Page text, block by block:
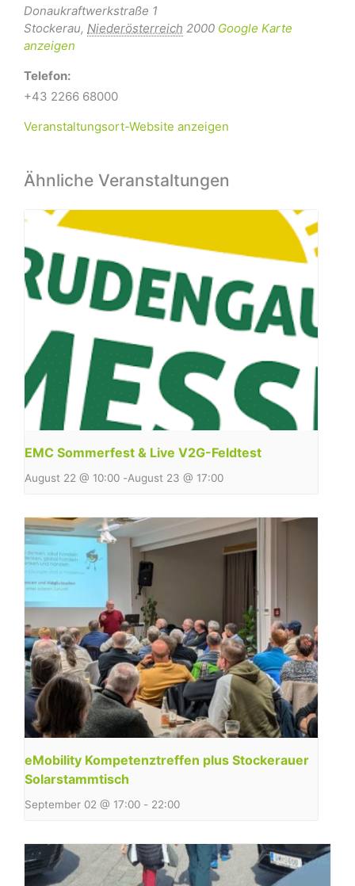
Donaukraftwerkstraße 1
Stockerau, Niederösterreich 2000 Google Karte
anzeigen
Telefon:
+43 2266 68000
Veranstaltungsort-Website anzeigen
Ähnliche Veranstaltungen
EMC Sommerfest & Live V2G-Feldtest
August 22 @ 10:00 -August 23 @ 17:00
eMobility Kompetenztreffen plus Stockerauer
Solarstammtisch
September 02 @ 17:00 - 22:00